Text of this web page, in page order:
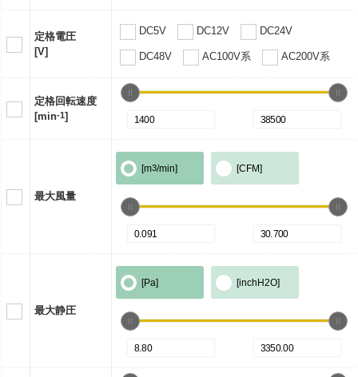
定格電圧
[V]
DC5V DC12V DC24V
DC48V AC100V系 AC200V系
定格回転速度
[min-1]
最大風量
[m3/min] [CFM]
最大静圧
[Pa] [inchH2O]